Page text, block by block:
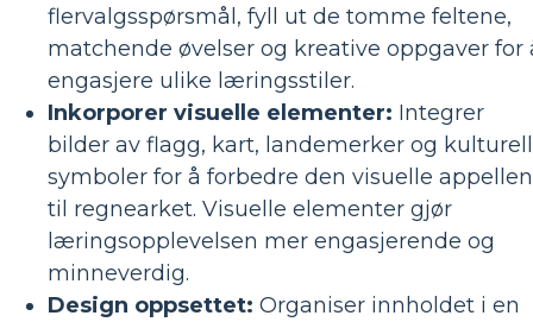
flervalgsspørsmål, fyll ut de tomme feltene,
matchende øvelser og kreative oppgaver for
engasjere ulike læringsstiler.
Inkorporer visuelle elementer: Integrer
bilder av flagg, kart, landemerker og
symboler for å forbedre den visuelle appellen
til regnearket. Visuelle elementer gjør
læringsopplevelsen mer engasjerende og
minneverdig.
Design oppsettet: Organiser innholdet i en